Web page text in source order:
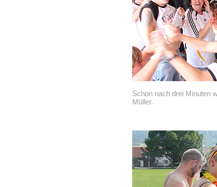
Schon nach drei Minuten
Müller.